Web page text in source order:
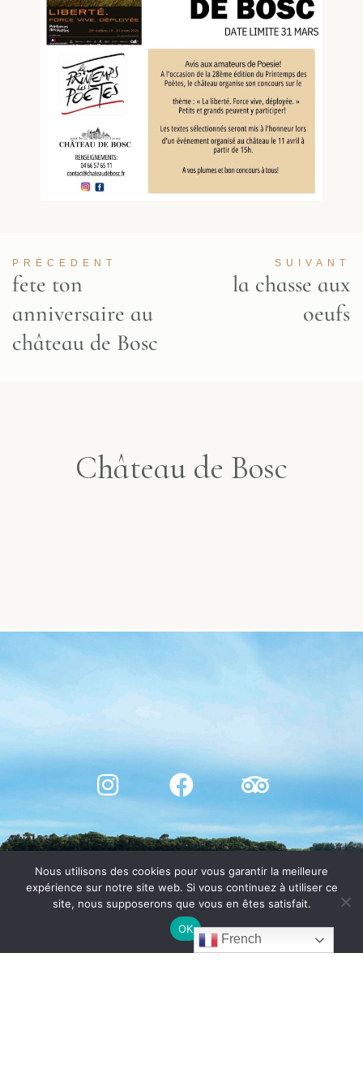
PRÉCEDENT
fete ton
anniversaire au
château de Bosc
SUIVANT
la chasse aux
oeufs
Château de Bosc
French
Nous utilisons des cookies pour vous garantir la meilleure
expérience sur notre site web. Si vous continuez à utiliser ce
site, nous supposerons que vous en êtes satisfait.
OK